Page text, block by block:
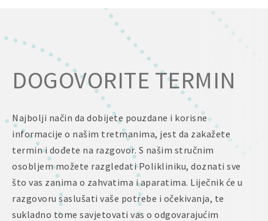
DOGOVORITE TERMIN
Najbolji način da dobijete pouzdane i korisne
informacije o našim tretmanima, jest da zakažete
termin i dođete na razgovor. S našim stručnim
osobljem možete razgledati Polikliniku, doznati sve
što vas zanima o zahvatima i aparatima. Liječnik će u
razgovoru saslušati vaše potrebe i očekivanja, te
sukladno tome savjetovati vas o odgovarajućim